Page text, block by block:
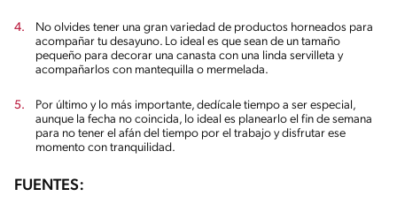
No olvides tener una gran variedad de productos horneados para
acompañar tu desayuno. Lo ideal es que sean de un tamaño
pequeño para decorar una canasta con una linda servilleta y
acompañarlos con mantequilla o mermelada.
Por último y lo más importante, dedícale tiempo a ser especial,
aunque la fecha no coincida, lo ideal es planearlo el fin de semana
para no tener el afán del tiempo por el trabajo y disfrutar ese
momento con tranquilidad.
FUENTES: